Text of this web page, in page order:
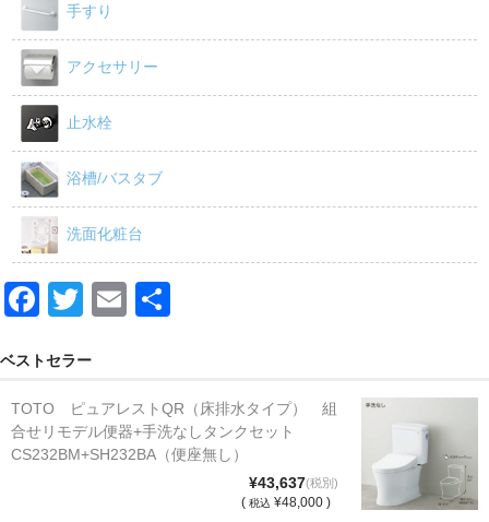
手すり
アクセサリー
止水栓
浴槽/バスタブ
洗面化粧台
F
c
e
b
T
tt
er
E
ベストセラー
TOTO ピュアレストQR（床排水タイプ） 組
合せリモデル便器+手洗なしタンクセット
CS232BM+SH232BA（便座無し）
¥43,637(税別)
( 税込 ¥48,000 )